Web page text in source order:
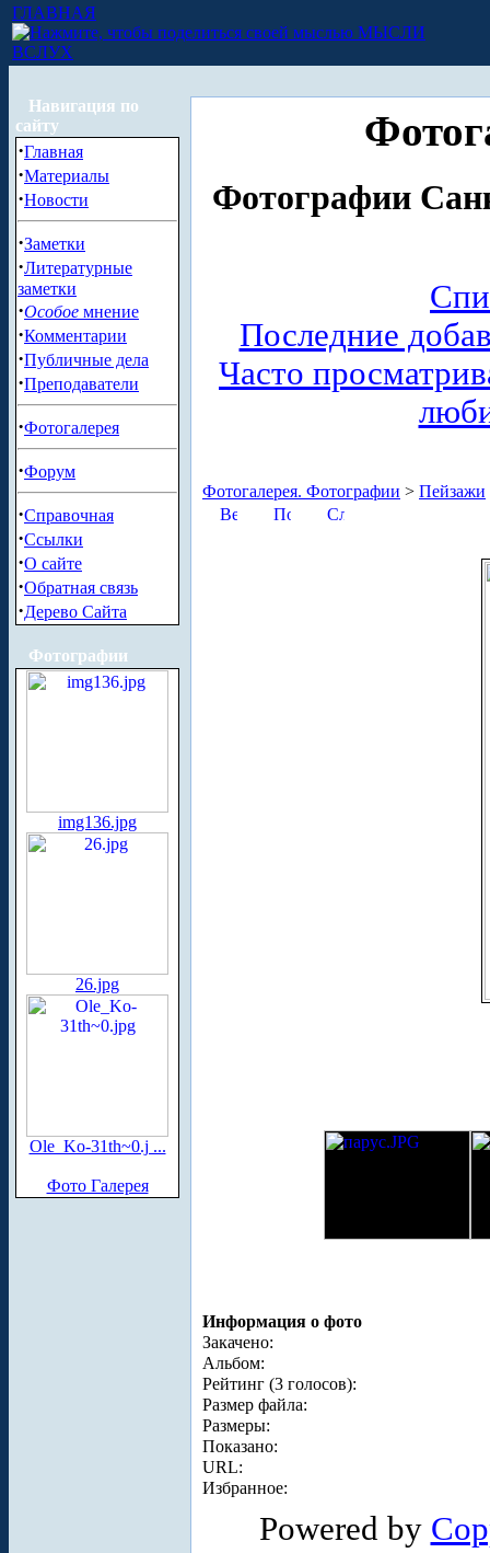
ГЛАВНАЯ
МЫСЛИ
ВСЛУХ
Навигация по
сайту
·Главная
·Материалы
·Новости
·Заметки
·Литературные
заметки
·Особое мнение
·Комментарии
·Публичные дела
·Преподаватели
·Фотогалерея
·Форум
·Справочная
·Ссылки
·О сайте
·Обратная связь
·Дерево Сайта
Фотографии
img136.jpg
26.jpg
Ole_Ko-31th~0.j ...
Фото Галерея
Фотографии
Последние
Часто
Фотогалерея. Фотографии > Пейзажи
Информация о фото
Закачено:
Альбом:
Рейтинг (3 голосов):
Размер файла:
Размеры:
Показано:
URL:
Избранное:
Powered by